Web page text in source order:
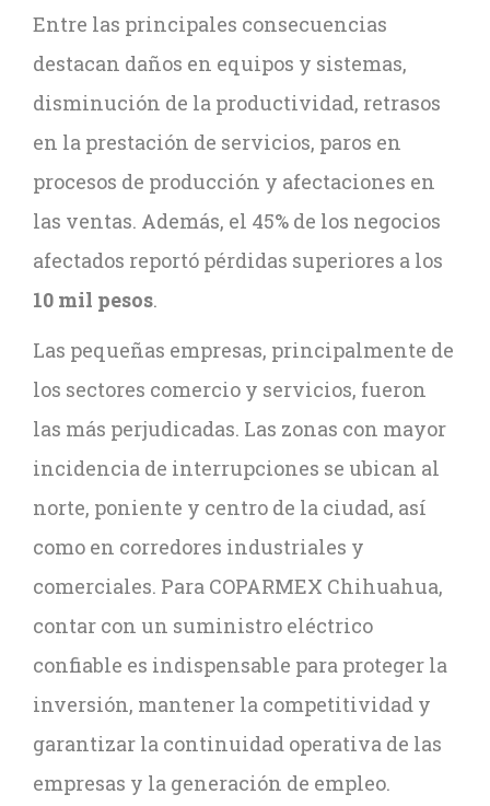
Entre las principales consecuencias
destacan daños en equipos y sistemas,
disminución de la productividad, retrasos
en la prestación de servicios, paros en
procesos de producción y afectaciones en
las ventas. Además, el 45% de los negocios
afectados reportó pérdidas superiores a los
10 mil pesos.
Las pequeñas empresas, principalmente de
los sectores comercio y servicios, fueron
las más perjudicadas. Las zonas con mayor
incidencia de interrupciones se ubican al
norte, poniente y centro de la ciudad, así
como en corredores industriales y
comerciales. Para COPARMEX Chihuahua,
contar con un suministro eléctrico
confiable es indispensable para proteger la
inversión, mantener la competitividad y
garantizar la continuidad operativa de las
empresas y la generación de empleo.